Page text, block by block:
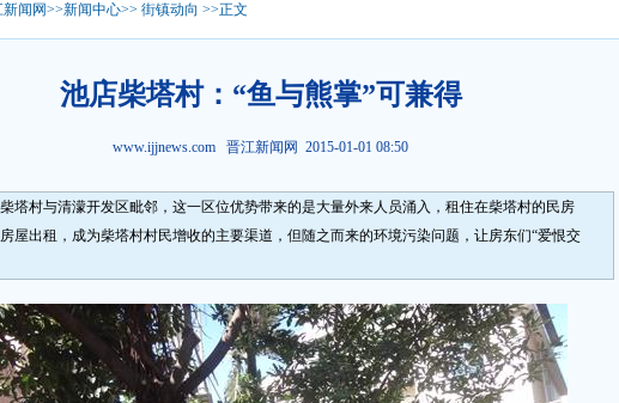
闻网>>新闻中心>> 街镇动向 >>正文
池店柴塔村：“鱼与熊掌”可兼得
www.ijjnews.com 晋江新闻网 2015-01-01 08:50
塔村与清濛开发区毗邻，这一区位优势带来的是大量外来人员涌入，租住在柴塔村的民房
屋出租，成为柴塔村村民增收的主要渠道，但随之而来的环境污染问题，让房东们“爱恨交